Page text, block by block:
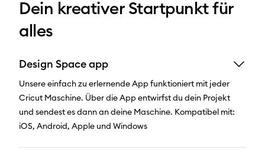
Dein kreativer Startpunkt für
alles
Design Space app
Unsere einfach zu erlernende App funktioniert mit jeder
Cricut Maschine. Über die App entwirfst du dein Projekt
und sendest es dann an deine Maschine. Kompatibel mit:
iOS, Android, Apple und Windows